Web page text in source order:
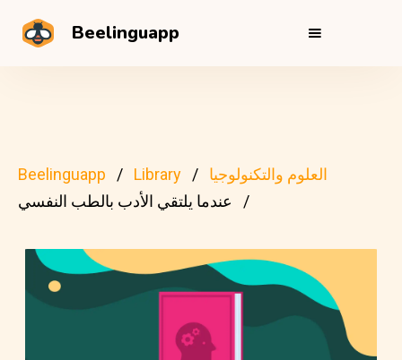
Beelinguapp
Beelinguapp Library
العلوم والتكنولوجيا
عندما يلتقي الأدب بالطب النفسي